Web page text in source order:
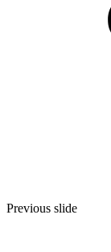
Previous slide